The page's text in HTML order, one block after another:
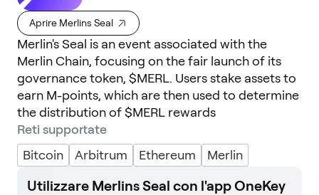
Aprire Merlins Seal
Merlin's Seal is an event associated with the
Merlin Chain, focusing on the fair launch of its
governance token, $MERL. Users stake assets to
earn M-points, which are then used to determine
the distribution of $MERL rewards
Reti supportate
Bitcoin
Arbitrum Ethereum Merlin
Utilizzare Merlins Seal con l'app OneKey